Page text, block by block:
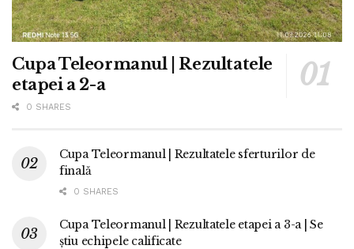
Cupa Teleormanul | Rezultatele
etapei a 2-a
0 SHARES
Cupa Teleormanul | Rezultatele sferturilor de
finală
0 SHARES
Cupa Teleormanul | Rezultatele etapei a 3-a | Se
știu echipele calificate